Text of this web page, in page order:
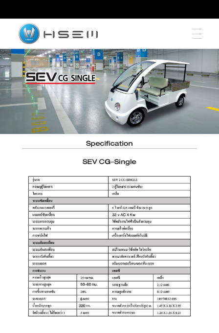
hsemmotors
บริษัท เอช เซม มอเตอร์ จำกัด